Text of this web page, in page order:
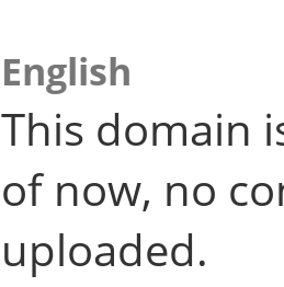
English
This domain
of now, no
uploaded.